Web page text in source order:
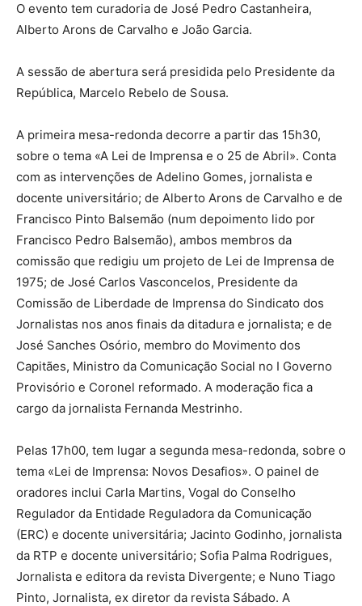
O evento tem curadoria de José Pedro Castanheira,
Alberto Arons de Carvalho e João Garcia.
A sessão de abertura será presidida pelo Presidente da
República, Marcelo Rebelo de Sousa.
A primeira mesa-redonda decorre a partir das 15h30,
sobre o tema «A Lei de Imprensa e o 25 de Abril». Conta
com as intervenções de Adelino Gomes, jornalista e
docente universitário; de Alberto Arons de Carvalho e de
Francisco Pinto Balsemão (num depoimento lido por
Francisco Pedro Balsemão), ambos membros da
comissão que redigiu um projeto de Lei de Imprensa de
1975; de José Carlos Vasconcelos, Presidente da
Comissão de Liberdade de Imprensa do Sindicato dos
Jornalistas nos anos finais da ditadura e jornalista; e de
José Sanches Osório, membro do Movimento dos
Capitães, Ministro da Comunicação Social no I Governo
Provisório e Coronel reformado. A moderação fica a
cargo da jornalista Fernanda Mestrinho.
Pelas 17h00, tem lugar a segunda mesa-redonda, sobre o
tema «Lei de Imprensa: Novos Desafios». O painel de
oradores inclui Carla Martins, Vogal do Conselho
Regulador da Entidade Reguladora da Comunicação
(ERC) e docente universitária; Jacinto Godinho, jornalista
da RTP e docente universitário; Sofia Palma Rodrigues,
Jornalista e editora da revista Divergente; e Nuno Tiago
Pinto, Jornalista, ex diretor da revista Sábado. A